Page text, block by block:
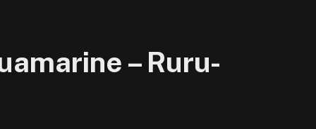
– Ruru-